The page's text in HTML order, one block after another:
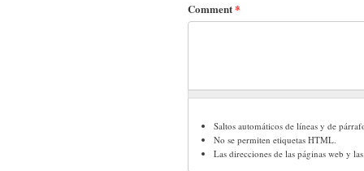
Comment*
Saltos automáticos de líneas y de
No se permiten etiquetas HTML.
Las direcciones de las páginas web y